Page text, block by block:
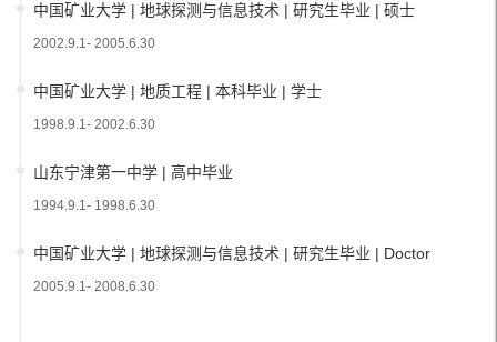
中国矿业大学 | 地球探测与信息技术 | 研究生毕业 | 硕士
2002.9.1- 2005.6.30
中国矿业大学 | 地质工程 | 本科毕业 | 学士
1998.9.1- 2002.6.30
山东宁津第一中学 | 高中毕业
1994.9.1- 1998.6.30
中国矿业大学 | 地球探测与信息技术 | 研究生毕业 | Doctor
2005.9.1- 2008.6.30